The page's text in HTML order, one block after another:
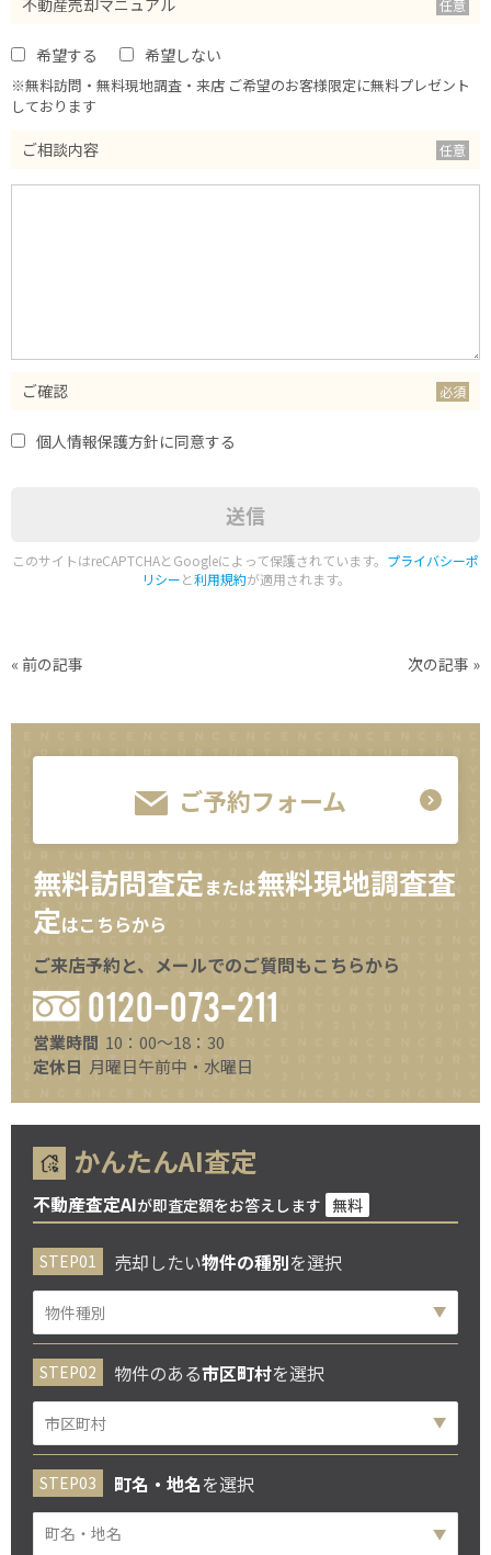
不動産売却マニュアル
希望する 希望しない
※無料訪問・無料現地調査・来店 ご希望のお客様限定に無料プレゼント
しております
ご相談内容
ご確認
個人情報保護方針に同意する
このサイトはreCAPTCHAとGoogleによって保護されています。 プライバシーポ
リシーと利用規約が適用されます。
« 前の記事 次の記事 »
ご予約フォーム
無料訪問査定または無料現地調査査
定はこちらから
ご来店予約と、メールでのご質問もこちらから
0120-073-211
営業時間 10：00～18：30
定休日 月曜日午前中・水曜日
かんたんAI査定
不動産査定AIが即査定額をお答えします 無料
売却したい物件の種別を選択
物件のある市区町村を選択
町名・地名を選択
町名・地名